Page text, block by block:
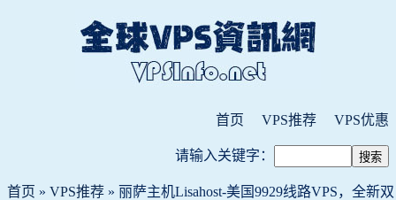
首页 VPS推荐 VPS优惠
请输入关键字：
首页 » VPS推荐 » 丽萨主机Lisahost-美国9929线路VPS，全新双